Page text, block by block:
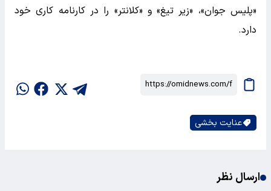
«پلیس جوان»، «زیر تیغ» و «کلانتر» را در کارنامه کاری خود
دارد.
عنایت بخشی
ارسال نظر